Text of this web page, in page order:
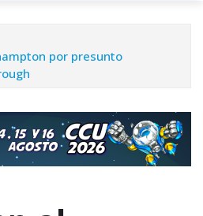
por presunto